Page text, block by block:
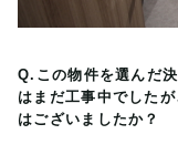
Q.この物件を選んだ
はまだ工事中でした
はございましたか？